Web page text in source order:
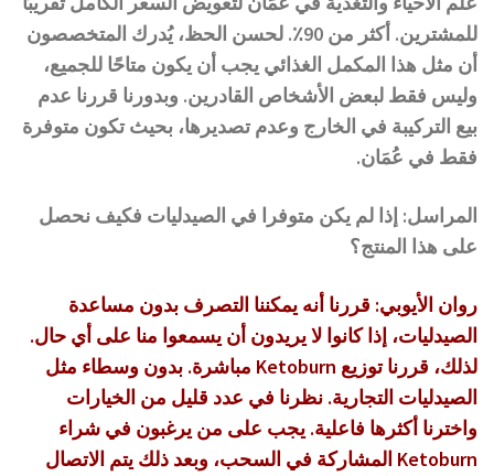
للمشترين. أكثر من 90٪. لحسن الحظ، يُدرك المتخصصون
أن مثل هذا المكمل الغذائي يجب أن يكون متاحًا للجميع،
وليس فقط لبعض الأشخاص القادرين. وبدورنا قررنا عدم
بيع التركيبة في الخارج وعدم تصديرها، بحيث تكون متوفرة
فقط في عُمَان.
المراسل: إذا لم يكن متوفرا في الصيدليات فكيف نحصل
على هذا المنتج؟
روان الأيوبي: قررنا أنه يمكننا التصرف بدون مساعدة
الصيدليات، إذا كانوا لا يريدون أن يسمعوا منا على أي حال.
لذلك، قررنا توزيع Ketoburn مباشرة. بدون وسطاء مثل
الصيدليات التجارية. نظرنا في عدد قليل من الخيارات
واخترنا أكثرها فاعلية. يجب على من يرغبون في شراء
Ketoburn المشاركة في السحب، وبعد ذلك يتم الاتصال